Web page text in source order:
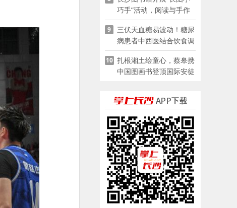
巧手”活动，阅读与手作
赋能少儿暑期成长
9
三伏天血糖易波动！糖尿
病患者中西医结合饮食调
养指南
10 扎根湘土绘童心，蔡皋携
中国图画书登顶国际安徒